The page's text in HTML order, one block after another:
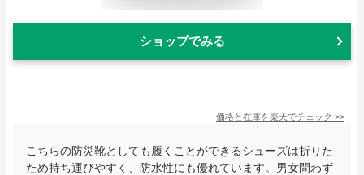
ショップでみる
価格と在庫を楽天でチェック >>
こちらの防災靴としても履くことができるシューズは折りた
ため持ち運びやすく、防水性にも優れています。男女問わず